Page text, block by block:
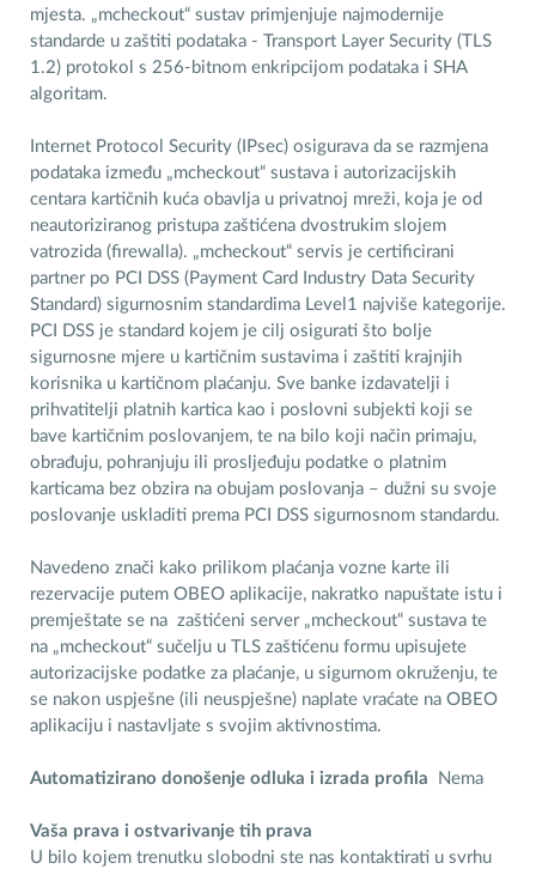
mjesta. „mcheckout“ sustav primjenjuje najmodernije
standarde u zaštiti podataka - Transport Layer Security (TLS
1.2) protokol s 256-bitnom enkripcijom podataka i SHA
algoritam.
Internet Protocol Security (IPsec) osigurava da se razmjena
podataka između „mcheckout“ sustava i autorizacijskih
centara kartičnih kuća obavlja u privatnoj mreži, koja je od
neautoriziranog pristupa zaštićena dvostrukim slojem
vatrozida (firewalla). „mcheckout“ servis je certificirani
partner po PCI DSS (Payment Card Industry Data Security
Standard) sigurnosnim standardima Level1 najviše kategorije.
PCI DSS je standard kojem je cilj osigurati što bolje
sigurnosne mjere u kartičnim sustavima i zaštiti krajnjih
korisnika u kartičnom plaćanju. Sve banke izdavatelji i
prihvatitelji platnih kartica kao i poslovni subjekti koji se
bave kartičnim poslovanjem, te na bilo koji način primaju,
obrađuju, pohranjuju ili prosljeđuju podatke o platnim
karticama bez obzira na obujam poslovanja – dužni su svoje
poslovanje uskladiti prema PCI DSS sigurnosnom standardu.
Navedeno znači kako prilikom plaćanja vozne karte ili
rezervacije putem OBEO aplikacije, nakratko napuštate istu i
premještate se na zaštićeni server „mcheckout“ sustava te
na „mcheckout“ sučelju u TLS zaštićenu formu upisujete
autorizacijske podatke za plaćanje, u sigurnom okruženju, te
se nakon uspješne (ili neuspješne) naplate vraćate na OBEO
aplikaciju i nastavljate s svojim aktivnostima.
Automatizirano donošenje odluka i izrada profila Nema
Vaša prava i ostvarivanje tih prava
U bilo kojem trenutku slobodni ste nas kontaktirati u svrhu